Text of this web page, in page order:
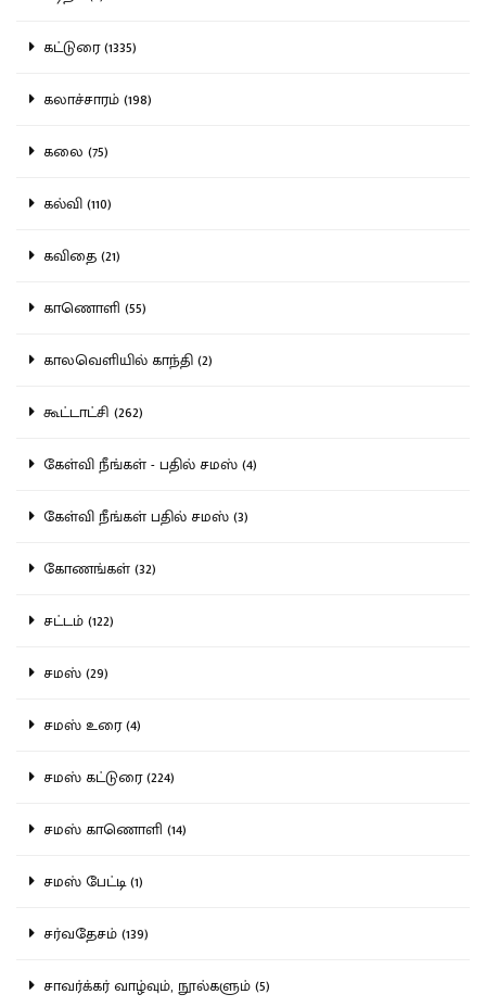
கட்டுரை (1335)
கலாச்சாரம் (198)
கலை (75)
கல்வி (110)
கவிதை (21)
காணொளி (55)
காலவெளியில் காந்தி (2)
கூட்டாட்சி (262)
கேள்வி நீங்கள் - பதில் சமஸ் (4)
கேள்வி நீங்கள் பதில் சமஸ் (3)
கோணங்கள் (32)
சட்டம் (122)
சமஸ் (29)
சமஸ் உரை (4)
சமஸ் கட்டுரை (224)
சமஸ் காணொளி (14)
சமஸ் பேட்டி (1)
சர்வதேசம் (139)
சாவர்க்கர் வாழ்வும், நூல்களும் (5)